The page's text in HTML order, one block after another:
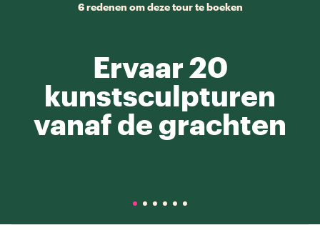
6 redenen om deze tour te boeken
Ervaar 20
kunstsculpturen
vanaf de grachten